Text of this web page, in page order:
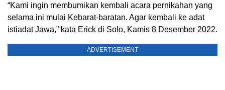
“Kami ingin membumikan kembali acara pernikahan yang
selama ini mulai Kebarat-baratan. Agar kembali ke adat
istiadat Jawa,” kata Erick di Solo, Kamis 8 Desember 2022.
ADVERTISEMENT